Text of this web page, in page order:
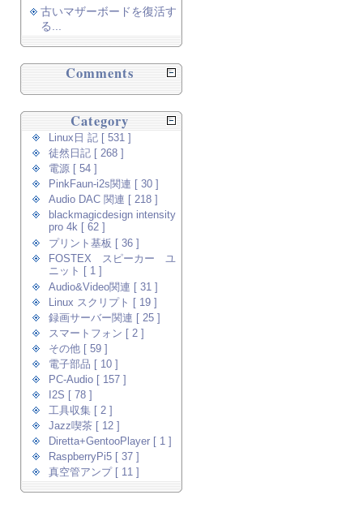
古いマザーボードを復活す
る...
Comments
Category
Linux日 記 [ 531 ]
徒然日記 [ 268 ]
電源 [ 54 ]
PinkFaun-i2s関連 [ 30 ]
Audio DAC 関連 [ 218 ]
blackmagicdesign intensity
pro 4k [ 62 ]
プリント基板 [ 36 ]
FOSTEX スピーカー ユ
ニット [ 1 ]
Audio&Video関連 [ 31 ]
Linux スクリプト [ 19 ]
録画サーバー関連 [ 25 ]
スマートフォン [ 2 ]
その他 [ 59 ]
電子部品 [ 10 ]
PC-Audio [ 157 ]
I2S [ 78 ]
工具収集 [ 2 ]
Jazz喫茶 [ 12 ]
Diretta+GentooPlayer [ 1 ]
RaspberryPi5 [ 37 ]
真空管アンプ [ 11 ]